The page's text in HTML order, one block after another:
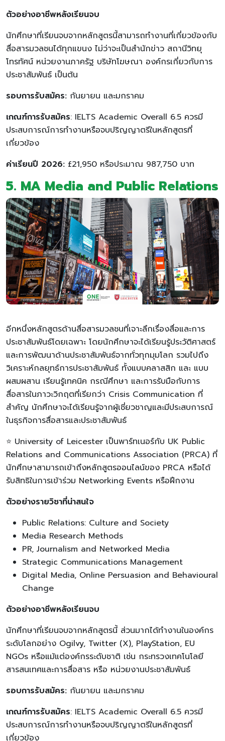
ตัวอย่างอาชีพหลังเรียนจบ
นักศึกษาที่เรียนจบจากหลักสูตรนี้สามารถทำงานที่เกี่ยวข้องกับ
สื่อสารมวลชนได้ทุกแขนง ไม่ว่าจะเป็นสำนักข่าว สถานีวิทยุ
โทรทัศน์ หน่วยงานภาครัฐ บริษัทโฆษณา องค์กรเกี่ยวกับการ
ประชาสัมพันธ์ เป็นต้น
รอบการรับสมัคร: กันยายน และมกราคม
เกณฑ์การรับสมัคร: IELTS Academic Overall 6.5 ควรมี
ประสบการณ์การทำงานหรือจบปริญญาตรีในหลักสูตรที่
เกี่ยวข้อง
ค่าเรียนปี 2026: £21,950 หรือประมาณ 987,750 บาท
5. MA Media and Public Relations
อีกหนึ่งหลักสูตรด้านสื่อสารมวลชนที่เจาะลึกเรื่องสื่อและการ
ประชาสัมพันธ์โดยเฉพาะ โดยนักศึกษาจะได้เรียนรู้ประวัติศาสตร์
และการพัฒนาด้านประชาสัมพันธ์จากทั่วทุกมุมโลก รวมไปถึง
วิเคราะห์กลยุทธ์การประชาสัมพันธ์ ทั้งแบบคลาสสิก และ แบบ
ผสมผสาน เรียนรู้เทคนิค กรณีศึกษา และการรับมือกับการ
สื่อสารในภาวะวิกฤตที่เรียกว่า Crisis Communication ที่
สำคัญ นักศึกษาจะได้เรียนรู้จากผู้เชี่ยวชาญและมีประสบการณ์
ในธุรกิจการสื่อสารและประชาสัมพันธ์
⭐ University of Leicester เป็นพาร์ทเนอร์กับ UK Public
Relations and Communications Association (PRCA) ที่
นักศึกษาสามารถเข้าถึงหลักสูตรออนไลน์ของ PRCA หรือได้
รับสิทธิในการเข้าร่วม Networking Events หรือฝึกงาน
ตัวอย่างรายวิชาที่น่าสนใจ
Public Relations: Culture and Society
Media Research Methods
PR, Journalism and Networked Media
Strategic Communications Management
Digital Media, Online Persuasion and Behavioural
Change
ตัวอย่างอาชีพหลังเรียนจบ
นักศึกษาที่เรียนจบจากหลักสูตรนี้ ส่วนมากได้ทำงานในองค์กร
ระดับโลกอย่าง Ogilvy, Twitter (X), PlayStation, EU
NGOs หรือแม้แต่องค์กรระดับชาติ เช่น กระทรวงเทคโนโลยี
สารสนเทศและการสื่อสาร หรือ หน่วยงานประชาสัมพันธ์
รอบการรับสมัคร: กันยายน และมกราคม
เกณฑ์การรับสมัคร: IELTS Academic Overall 6.5 ควรมี
ประสบการณ์การทำงานหรือจบปริญญาตรีในหลักสูตรที่
เกี่ยวข้อง